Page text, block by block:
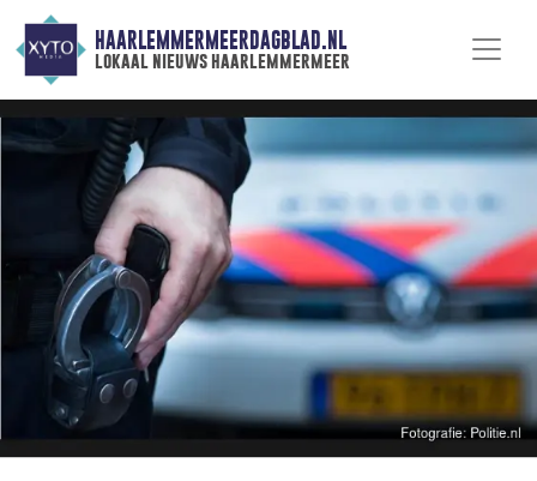
HAARLEMMERMEERDAGBLAD.NL
lokaal nieuws haarlemmermeer